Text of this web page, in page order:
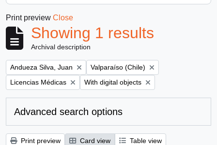
Print preview Close
Showing 1 results
Archival description
Remove filter:
Andueza Silva, Juan Remove filter:
Valparaíso (Chile)
Remove filter:
Licencias Médicas Remove filter:
With digital objects
Advanced search options
Print preview Card view
Table view